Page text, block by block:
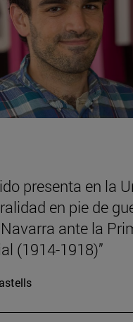
presenta en la
en pie de
ante la
(1914-1918)”